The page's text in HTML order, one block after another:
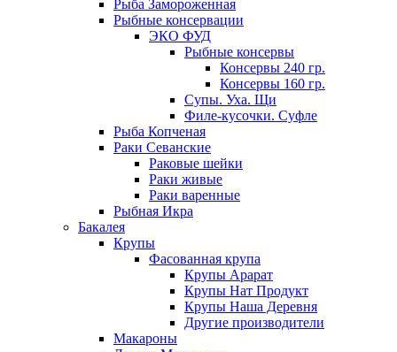
Рыба Замороженная
Рыбные консервации
ЭКО ФУД
Рыбные консервы
Консервы 240 гр.
Консервы 160 гр.
Супы. Уха. Щи
Филе-кусочки. Суфле
Рыба Копченая
Раки Севанские
Раковые шейки
Раки живые
Раки варенные
Рыбная Икра
Бакалея
Крупы
Фасованная крупа
Крупы Арарат
Крупы Нат Продукт
Крупы Наша Деревня
Другие производители
Макароны